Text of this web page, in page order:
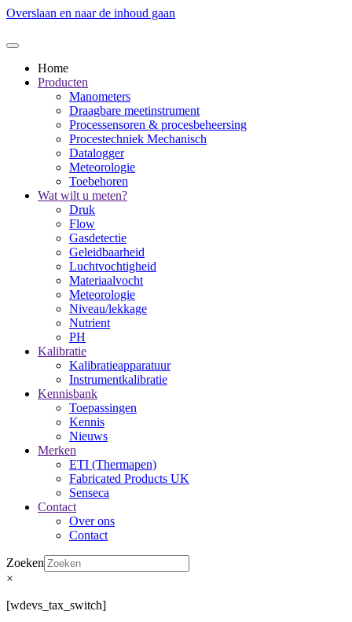
Overslaan en naar de inhoud gaan
Home
Producten
Manometers
Draagbare meetinstrument
Processensoren & procesbeheersing
Procestechniek Mechanisch
Datalogger
Meteorologie
Toebehoren
Wat wilt u meten?
Druk
Flow
Gasdetectie
Geleidbaarheid
Luchtvochtigheid
Materiaalvocht
Meteorologie
Niveau/lekkage
Nutrient
PH
Kalibratie
Kalibratieapparatuur
Instrumentkalibratie
Kennisbank
Toepassingen
Kennis
Nieuws
Merken
ETI (Thermapen)
Fabricated Products UK
Senseca
Contact
Over ons
Contact
Zoeken
×
[wdevs_tax_switch]